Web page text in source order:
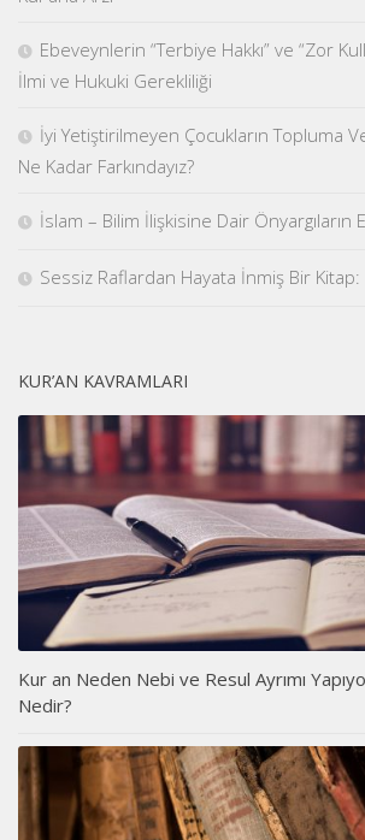
Ebeveynlerin “Terbiye Hakkı” ve “Zor
İlmi ve Hukuki Gerekliliği
İyi Yetiştirilmeyen Çocukların Topluma
Ne Kadar Farkındayız?
İslam – Bilim İlişkisine Dair Önyargıların
Sessiz Raflardan Hayata İnmiş Bir Kitap:
KUR’AN KAVRAMLARI
Kur an Neden Nebi ve Resul Ayrımı
Nedir?